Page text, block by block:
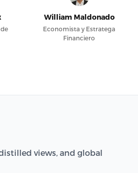
William Maldonado
Economista y Estratega
Financiero
views, and global